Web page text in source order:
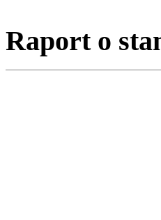
Raport o